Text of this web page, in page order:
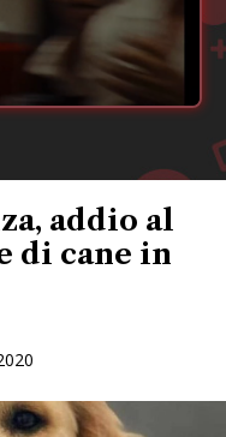
addio al
di cane in